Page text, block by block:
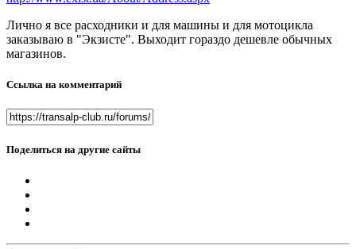
Лично я все расходники и для машины и для мотоцикла
заказываю в "Экзисте". Выходит гораздо дешевле обычных
магазинов.
Ссылка на комментарий
Поделиться на другие сайты